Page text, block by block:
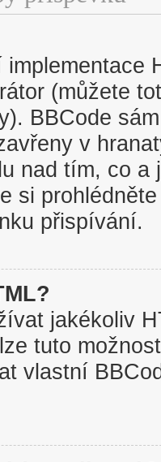
(můžete
BBCode
v
nad tím, co a
si
přispívání.
jakékoliv
tuto
vlastní